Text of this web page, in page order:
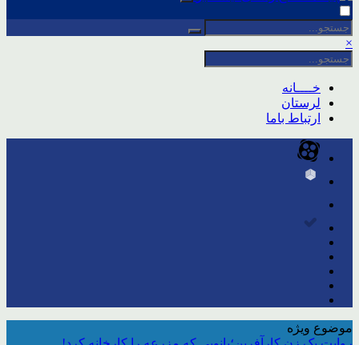
×
خــــانه
لرستان
ارتباط باما
موضوع ویژه